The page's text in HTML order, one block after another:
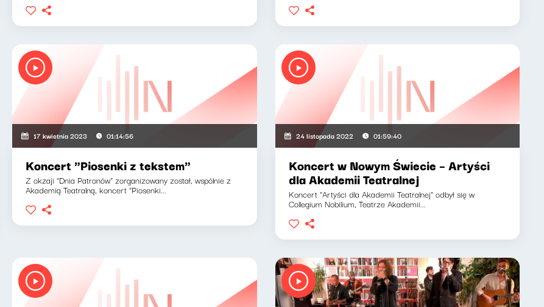
17 kwietnia 2023 01:14:56
Koncert "Piosenki z tekstem"
Z okzaji "Dnia Patronów" zorganizowany został, wspólnie z
Akademią Teatralną, koncert "Piosenki...
24 listopada 2022 01:59:40
Koncert w Nowym Świecie – Artyści
dla Akademii Teatralnej
Koncert "Artyści dla Akademii Teatralnej" odbył się w
Collegium Nobilium, Teatrze Akademii...